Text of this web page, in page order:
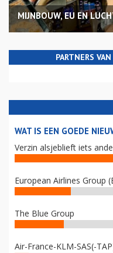
MIJNBOUW, EU EN
PARTNERS
WAT IS EEN GOEDE
Verzin alsjeblieft iets
European Airlines Group
The Blue Group
Air-France-KLM-SAS(-